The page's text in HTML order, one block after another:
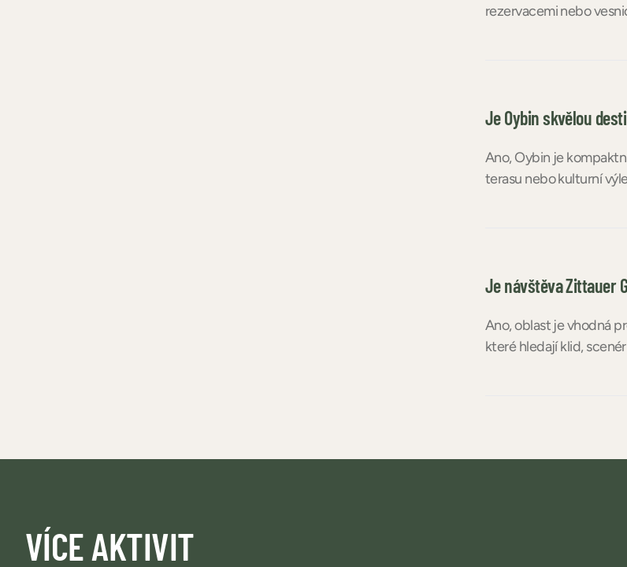
rezervacemi nebo
Je Oybin skvělou
Ano, Oybin je
terasu nebo kulturní
Je návštěva Zittauer
Ano, oblast je vhodná
které hledají klid,
VÍCE AKTIVIT